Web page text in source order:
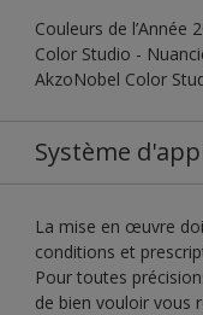
Couleurs de l’Année
Color Studio -
AkzoNobel Color
Système
La mise en œuvre
conditions et
Pour toutes
de bien vouloir vous